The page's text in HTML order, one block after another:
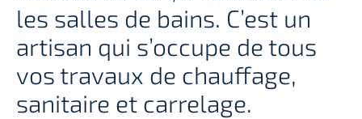
les salles de bains. C’est un
artisan qui s’occupe de tous
vos travaux de chauffage,
sanitaire et carrelage.